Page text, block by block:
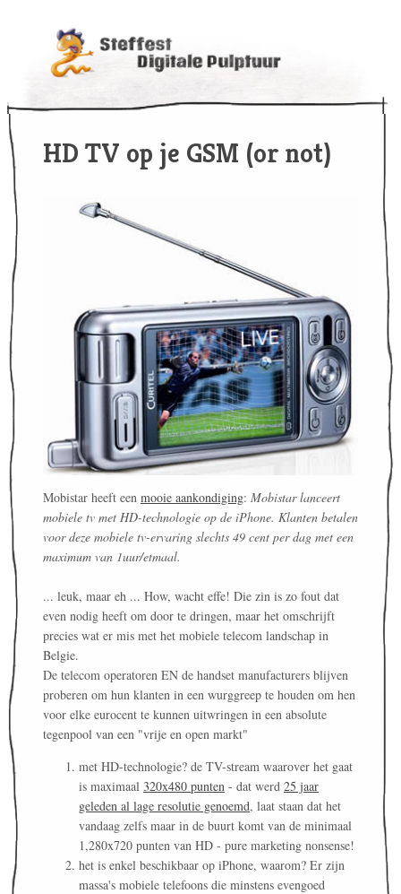
HD TV op je GSM (or not)
Mobistar heeft een mooie aankondiging: Mobistar lanceert
mobiele tv met HD-technologie op de iPhone. Klanten betalen
voor deze mobiele tv-ervaring slechts 49 cent per dag met een
maximum van 1uur/etmaal.
... leuk, maar eh ... How, wacht effe! Die zin is zo fout dat
even nodig heeft om door te dringen, maar het omschrijft
precies wat er mis met het mobiele telecom landschap in
Belgie.
De telecom operatoren EN de handset manufacturers blijven
proberen om hun klanten in een wurggreep te houden om hen
voor elke eurocent te kunnen uitwringen in een absolute
tegenpool van een "vrije en open markt"
met HD-technologie? de TV-stream waarover het gaat
is maximaal 320x480 punten - dat werd 25 jaar
geleden al lage resolutie genoemd, laat staan dat het
vandaag zelfs maar in de buurt komt van de minimaal
1,280x720 punten van HD - pure marketing nonsense!
het is enkel beschikbaar op iPhone, waarom? Er zijn
massa's mobiele telefoons die minstens evengoed